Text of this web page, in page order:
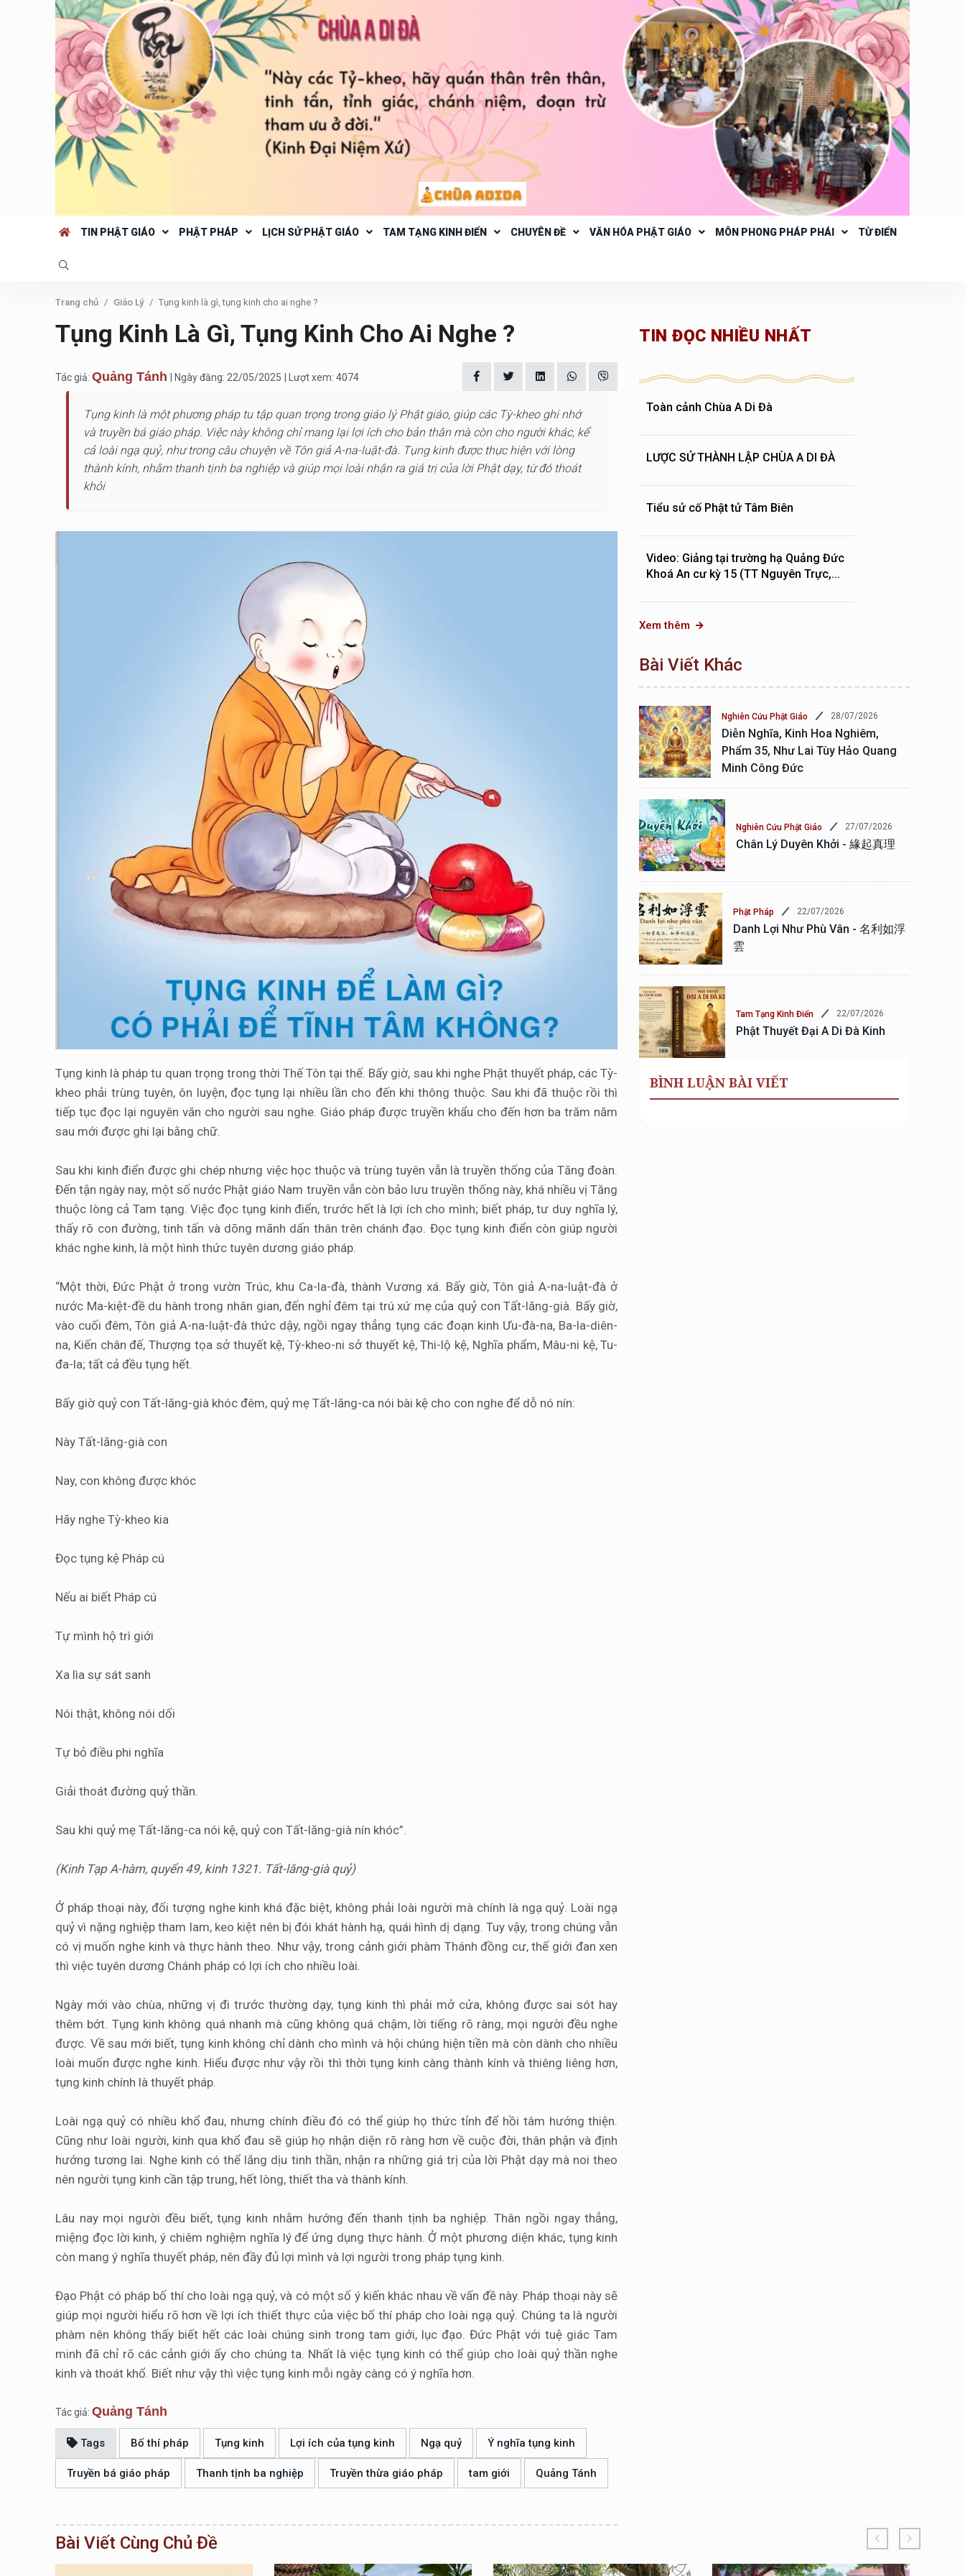
TIN PHẬT GIÁO PHẬT PHÁP LỊCH SỬ PHẬT GIÁO TAM TẠNG KINH ĐIỂN CHUYÊN ĐỀ VĂN HÓA PHẬT GIÁO MÔN PHONG PHÁP PHÁI TỪ ĐIỂN
Trang chủ Giáo Lý Tụng kinh là gì, tụng kinh cho ai nghe ?
Tụng Kinh Là Gì, Tụng Kinh Cho Ai Nghe ?
Tác giả: Quảng Tánh | Ngày đăng: 22/05/2025 | Lượt xem: 4074
Tụng kinh là một phương pháp tu tập quan trọng trong giáo lý Phật giáo, giúp các Tỳ-kheo ghi nhớ
và truyền bá giáo pháp. Việc này không chỉ mang lại lợi ích cho bản thân mà còn cho người khác, kể
cả loài ngạ quỷ, như trong câu chuyện về Tôn giả A-na-luật-đà. Tụng kinh được thực hiện với lòng
thành kính, nhằm thanh tịnh ba nghiệp và giúp mọi loài nhận ra giá trị của lời Phật dạy, từ đó thoát
khỏi
Tụng kinh là pháp tu quan trọng trong thời Thế Tôn tại thế. Bấy giờ, sau khi nghe Phật thuyết pháp, các Tỳ-
kheo phải trùng tuyên, ôn luyện, đọc tụng lại nhiều lần cho đến khi thông thuộc. Sau khi đã thuộc rồi thì
tiếp tục đọc lại nguyên văn cho người sau nghe. Giáo pháp được truyền khẩu cho đến hơn ba trăm năm
sau mới được ghi lại bằng chữ.
Sau khi kinh điển được ghi chép nhưng việc học thuộc và trùng tuyên vẫn là truyền thống của Tăng đoàn.
Đến tận ngày nay, một số nước Phật giáo Nam truyền vẫn còn bảo lưu truyền thống này, khá nhiều vị Tăng
thuộc lòng cả Tam tạng. Việc đọc tụng kinh điển, trước hết là lợi ích cho mình; biết pháp, tư duy nghĩa lý,
thấy rõ con đường, tinh tấn và dõng mãnh dấn thân trên chánh đạo. Đọc tụng kinh điển còn giúp người
khác nghe kinh, là một hình thức tuyên dương giáo pháp.
“Một thời, Đức Phật ở trong vườn Trúc, khu Ca-la-đà, thành Vương xá. Bấy giờ, Tôn giả A-na-luật-đà ở
nước Ma-kiệt-đề du hành trong nhân gian, đến nghỉ đêm tại trú xứ mẹ của quỷ con Tất-lăng-già. Bấy giờ,
vào cuối đêm, Tôn giả A-na-luật-đà thức dậy, ngồi ngay thẳng tụng các đoạn kinh Ưu-đà-na, Ba-la-diên-
na, Kiến chân đế, Thượng tọa sở thuyết kệ, Tỳ-kheo-ni sở thuyết kệ, Thi-lộ kệ, Nghĩa phẩm, Mâu-ni kệ, Tu-
đa-la; tất cả đều tụng hết.
Bấy giờ quỷ con Tất-lăng-già khóc đêm, quỷ mẹ Tất-lăng-ca nói bài kệ cho con nghe để dỗ nó nín:
Này Tất-lăng-già con
Nay, con không được khóc
Hãy nghe Tỳ-kheo kia
Đọc tụng kệ Pháp cú
Nếu ai biết Pháp cú
Tự mình hộ trì giới
Xa lìa sự sát sanh
Nói thật, không nói dối
Tự bỏ điều phi nghĩa
Giải thoát đường quỷ thần.
Sau khi quỷ mẹ Tất-lăng-ca nói kệ, quỷ con Tất-lăng-già nín khóc”.
(Kinh Tạp A-hàm, quyển 49, kinh 1321. Tất-lăng-già quỷ)
Ở pháp thoại này, đối tượng nghe kinh khá đặc biệt, không phải loài người mà chính là ngạ quỷ. Loài ngạ
quỷ vì nặng nghiệp tham lam, keo kiệt nên bị đói khát hành hạ, quái hình dị dạng. Tuy vậy, trong chúng vẫn
có vị muốn nghe kinh và thực hành theo. Như vậy, trong cảnh giới phàm Thánh đồng cư, thế giới đan xen
thì việc tuyên dương Chánh pháp có lợi ích cho nhiều loài.
Ngày mới vào chùa, những vị đi trước thường dạy, tụng kinh thì phải mở cửa, không được sai sót hay
thêm bớt. Tụng kinh không quá nhanh mà cũng không quá chậm, lời tiếng rõ ràng, mọi người đều nghe
được. Về sau mới biết, tụng kinh không chỉ dành cho mình và hội chúng hiện tiền mà còn dành cho nhiều
loài muốn được nghe kinh. Hiểu được như vậy rồi thì thời tụng kinh càng thành kính và thiêng liêng hơn,
tụng kinh chính là thuyết pháp.
Loài ngạ quỷ có nhiều khổ đau, nhưng chính điều đó có thể giúp họ thức tỉnh để hồi tâm hướng thiện.
Cũng như loài người, kinh qua khổ đau sẽ giúp họ nhận diện rõ ràng hơn về cuộc đời, thân phận và định
hướng tương lai. Nghe kinh có thể lắng dịu tinh thần, nhận ra những giá trị của lời Phật dạy mà noi theo
nên người tụng kinh cần tập trung, hết lòng, thiết tha và thành kính.
Lâu nay mọi người đều biết, tụng kinh nhằm hướng đến thanh tịnh ba nghiệp. Thân ngồi ngay thẳng,
miệng đọc lời kinh, ý chiêm nghiệm nghĩa lý để ứng dụng thực hành. Ở một phương diện khác, tụng kinh
còn mang ý nghĩa thuyết pháp, nên đầy đủ lợi mình và lợi người trong pháp tụng kinh.
Đạo Phật có pháp bố thí cho loài ngạ quỷ, và có một số ý kiến khác nhau về vấn đề này. Pháp thoại này sẽ
giúp mọi người hiểu rõ hơn về lợi ích thiết thực của việc bố thí pháp cho loài ngạ quỷ. Chúng ta là người
phàm nên không thấy biết hết các loài chúng sinh trong tam giới, lục đạo. Đức Phật với tuệ giác Tam
minh đã chỉ rõ các cảnh giới ấy cho chúng ta. Nhất là việc tụng kinh có thể giúp cho loài quỷ thần nghe
kinh và thoát khổ. Biết như vậy thì việc tụng kinh mỗi ngày càng có ý nghĩa hơn.
Tác giả: Quảng Tánh
Tags Bố thí pháp Tụng kinh Lợi ích của tụng kinh Ngạ quỷ Ý nghĩa tụng kinh
Truyền bá giáo pháp Thanh tịnh ba nghiệp Truyền thừa giáo pháp tam giới Quảng Tánh
TIN ĐỌC NHIỀU NHẤT
Toàn cảnh Chùa A Di Đà
LƯỢC SỬ THÀNH LẬP CHÙA A DI ĐÀ
Tiểu sử cố Phật tử Tâm Biên
Video: Giảng tại trường hạ Quảng Đức
Khoá An cư kỳ 15 (TT Nguyên Trực,...
Xem thêm
Bài Viết Khác
Nghiên Cứu Phật Giáo 28/07/2026
Diễn Nghĩa, Kinh Hoa Nghiêm,
Phẩm 35, Như Lai Tùy Hảo Quang
Minh Công Đức
Nghiên Cứu Phật Giáo 27/07/2026
Chân Lý Duyên Khởi - 緣起真理
Phật Pháp 22/07/2026
Danh Lợi Như Phù Vân - 名利如浮
雲
Tam Tạng Kinh Điển 22/07/2026
Phật Thuyết Đại A Di Đà Kinh
BÌNH LUẬN BÀI VIẾT
Bài Viết Cùng Chủ Đề